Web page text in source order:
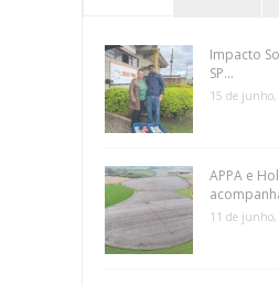
Impacto
SP...
15 de junho,
APPA e
11 de junho,